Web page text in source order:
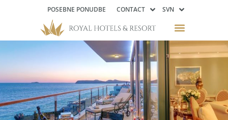
POSEBNE PONUDBE CONTACT SVN